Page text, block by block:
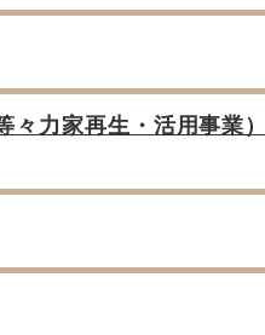
々力家再生・活用事業